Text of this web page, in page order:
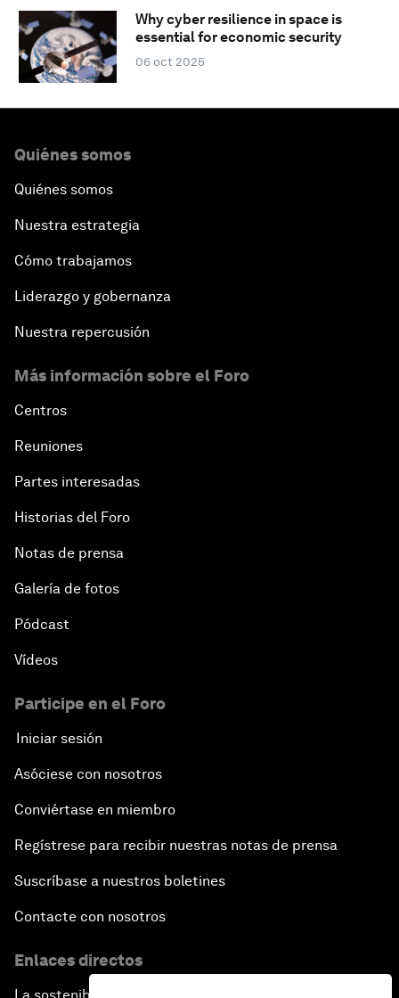
Why cyber resilience in space is
essential for economic security
06 oct 2025
Quiénes somos
Quiénes somos
Nuestra estrategia
Cómo trabajamos
Liderazgo y gobernanza
Nuestra repercusión
Más información sobre el Foro
Centros
Reuniones
Partes interesadas
Historias del Foro
Notas de prensa
Galería de fotos
Pódcast
Vídeos
Participe en el Foro
Iniciar sesión
Asóciese con nosotros
Conviértase en miembro
Regístrese para recibir nuestras notas de prensa
Suscríbase a nuestros boletines
Contacte con nosotros
Enlaces directos